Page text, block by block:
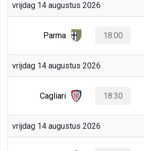
vrijdag 14 augustus 2026
Parma 18:00
vrijdag 14 augustus 2026
Cagliari 18:30
vrijdag 14 augustus 2026